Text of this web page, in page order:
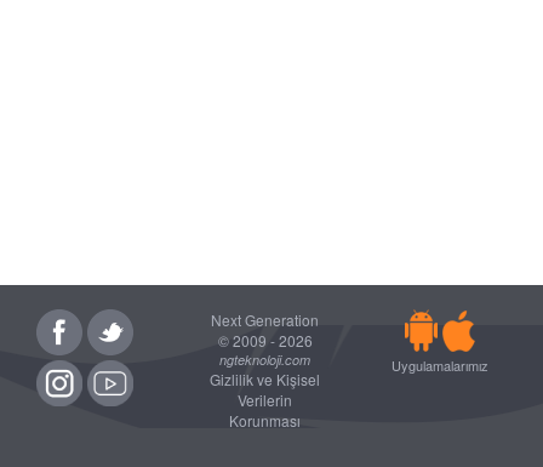
Next Generation
© 2009 - 2026
ngteknoloji.com
Gizlilik ve Kişisel
Verilerin
Korunması
Uygulamalarımız